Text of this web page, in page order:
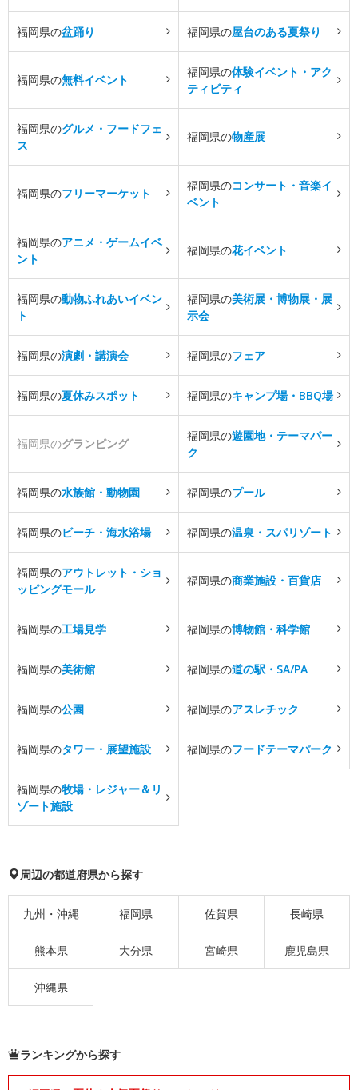
福岡県の盆踊り 福岡県の屋台のある夏祭り
福岡県の無料イベント
福岡県の体験イベント・アク
ティビティ
福岡県のグルメ・フードフェ
ス
福岡県の物産展
福岡県のフリーマーケット
福岡県のコンサート・音楽イ
ベント
福岡県のアニメ・ゲームイベ
ント
福岡県の花イベント
福岡県の動物ふれあいイベン
ト
福岡県の美術展・博物展・展
示会
福岡県の演劇・講演会 福岡県のフェア
福岡県の夏休みスポット 福岡県のキャンプ場・BBQ場
福岡県のグランピング
福岡県の遊園地・テーマパー
ク
福岡県の水族館・動物園 福岡県のプール
福岡県のビーチ・海水浴場 福岡県の温泉・スパリゾート
福岡県のアウトレット・ショ
ッピングモール
福岡県の商業施設・百貨店
福岡県の工場見学 福岡県の博物館・科学館
福岡県の美術館 福岡県の道の駅・SA/PA
福岡県の公園 福岡県のアスレチック
福岡県のタワー・展望施設 福岡県のフードテーマパーク
福岡県の牧場・レジャー＆リ
ゾート施設
周辺の都道府県から探す
九州・沖縄 福岡県 佐賀県 長崎県
熊本県 大分県 宮崎県 鹿児島県
沖縄県
ランキングから探す